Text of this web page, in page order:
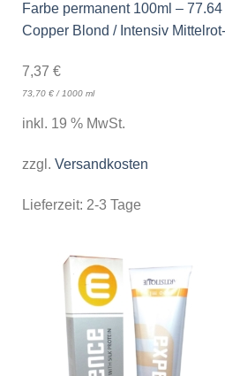
Farbe permanent 100ml –
Copper Blond / Intensiv
7,37 €
73,70 €/1000 ml
inkl. 19 % MwSt.
zzgl. Versandkosten
Lieferzeit: 2-3 Tage